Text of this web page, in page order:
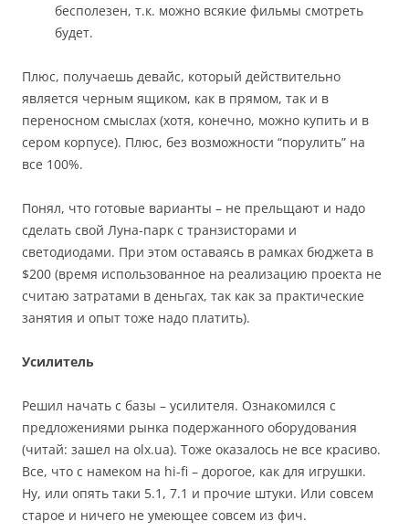
бесполезен, т.к. можно всякие фильмы смотреть
будет.
Плюс, получаешь девайс, который действительно
является черным ящиком, как в прямом, так и в
переносном смыслах (хотя, конечно, можно купить и в
сером корпусе). Плюс, без возможности “порулить” на
все 100%.
Понял, что готовые варианты – не прельщают и надо
сделать свой Луна-парк с транзисторами и
светодиодами. При этом оставаясь в рамках бюджета в
$200 (время использованное на реализацию проекта не
считаю затратами в деньгах, так как за практические
занятия и опыт тоже надо платить).
Усилитель
Решил начать с базы – усилителя. Ознакомился с
предложениями рынка подержанного оборудования
(читай: зашел на olx.ua). Тоже оказалось не все красиво.
Все, что с намеком на hi-fi – дорогое, как для игрушки.
Ну, или опять таки 5.1, 7.1 и прочие штуки. Или совсем
старое и ничего не умеющее совсем из фич.